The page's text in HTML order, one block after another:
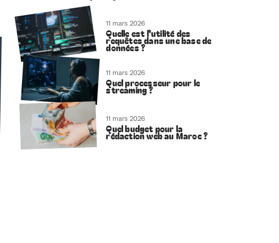
11 mars 2026
Quelle est l’utilité des
requêtes dans une base de
données ?
11 mars 2026
Quel processeur pour le
streaming ?
11 mars 2026
Quel budget pour la
rédaction web au Maroc ?